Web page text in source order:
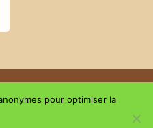
pour optimiser la